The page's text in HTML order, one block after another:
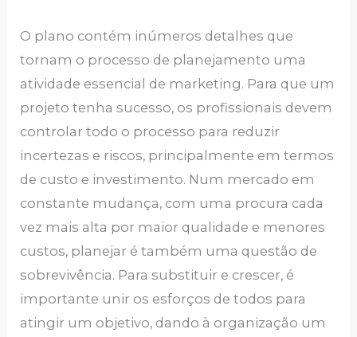
O plano contém inúmeros detalhes que
tornam o processo de planejamento uma
atividade essencial de marketing. Para que um
projeto tenha sucesso, os profissionais devem
controlar todo o processo para reduzir
incertezas e riscos, principalmente em termos
de custo e investimento. Num mercado em
constante mudança, com uma procura cada
vez mais alta por maior qualidade e menores
custos, planejar é também uma questão de
sobrevivência. Para substituir e crescer, é
importante unir os esforços de todos para
atingir um objetivo, dando à organização um